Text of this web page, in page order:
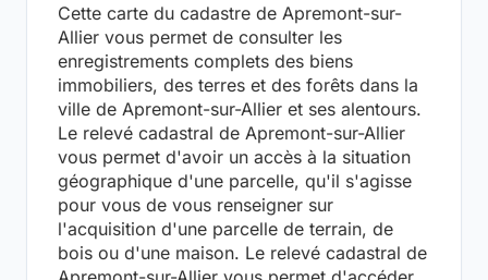
Cette carte du cadastre de Apremont-sur-
Allier vous permet de consulter les
enregistrements complets des biens
immobiliers, des terres et des forêts dans la
ville de Apremont-sur-Allier et ses alentours.
Le relevé cadastral de Apremont-sur-Allier
vous permet d'avoir un accès à la situation
géographique d'une parcelle, qu'il s'agisse
pour vous de vous renseigner sur
l'acquisition d'une parcelle de terrain, de
bois ou d'une maison. Le relevé cadastral de